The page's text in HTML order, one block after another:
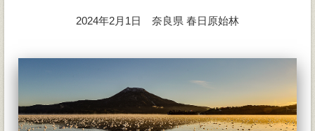
2024年2月1日 奈良県 春日原始林